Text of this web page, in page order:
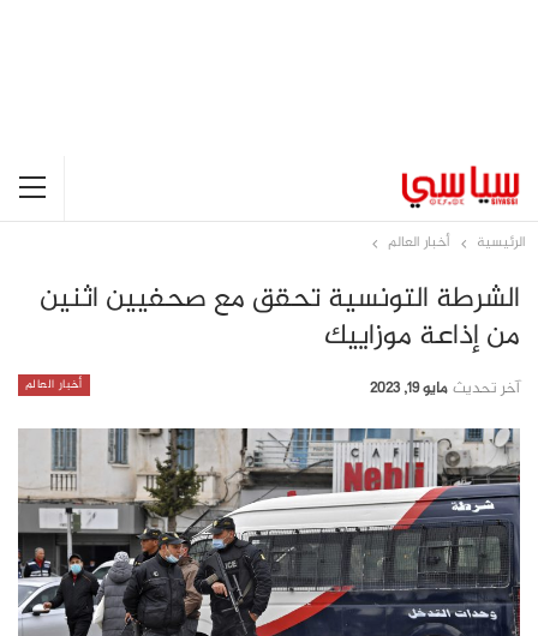
الرئيسية أخبار العالم
الشرطة التونسية تحقق مع صحفيين اثنين
من إذاعة موزاييك
أخبار العالم آخر تحديث مايو 19, 2023